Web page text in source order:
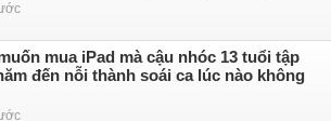
mua iPad mà cậu nhóc 13 tuổi tập
đến nỗi thành soái ca lúc nào không